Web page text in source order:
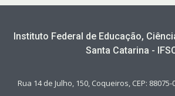
Instituto Federal de Educação,
Santa Catarina -
Rua 14 de Julho, 150, Coqueiros, CEP: